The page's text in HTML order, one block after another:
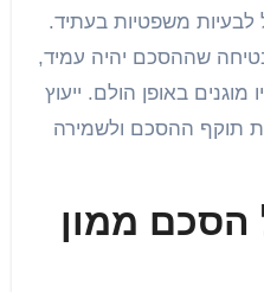
לבעיות משפטיות בעתיד.
שההסכם יהיה עמיד,
מוגנים באופן הולם. ייעוץ
תוקף ההסכם ולשמירה
הסכם ממון